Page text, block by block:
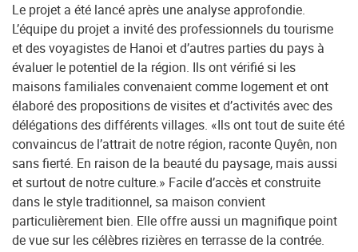
Le projet a été lancé après une analyse approfondie.
L’équipe du projet a invité des professionnels du tourisme
et des voyagistes de Hanoi et d’autres parties du pays à
évaluer le potentiel de la région. Ils ont vérifié si les
maisons familiales convenaient comme logement et ont
élaboré des propositions de visites et d’activités avec des
délégations des différents villages. «Ils ont tout de suite été
convaincus de l’attrait de notre région, raconte Quyên, non
sans fierté. En raison de la beauté du paysage, mais aussi
et surtout de notre culture.» Facile d’accès et construite
dans le style traditionnel, sa maison convient
particulièrement bien. Elle offre aussi un magnifique point
de vue sur les célèbres rizières en terrasse de la contrée.